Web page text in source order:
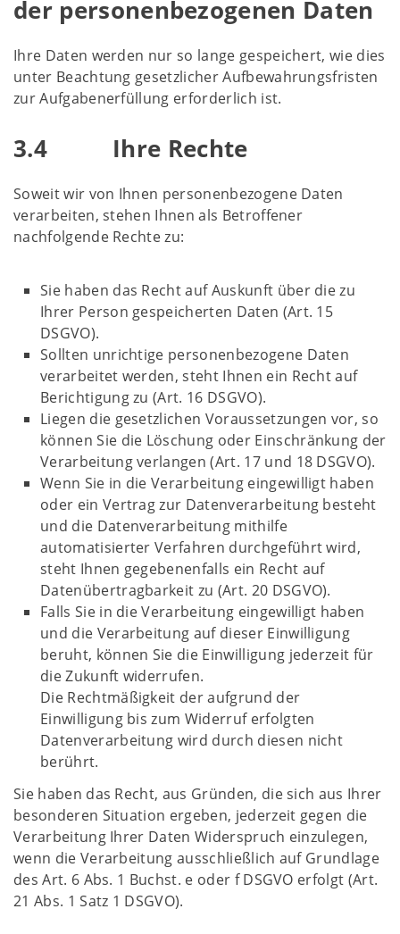
der personenbezogenen Daten
Ihre Daten werden nur so lange gespeichert, wie dies
unter Beachtung gesetzlicher Aufbewahrungsfristen
zur Aufgabenerfüllung erforderlich ist.
3.4 Ihre Rechte
Soweit wir von Ihnen personenbezogene Daten
verarbeiten, stehen Ihnen als Betroffener
nachfolgende Rechte zu:
Sie haben das Recht auf Auskunft über die zu
Ihrer Person gespeicherten Daten (Art. 15
DSGVO).
Sollten unrichtige personenbezogene Daten
verarbeitet werden, steht Ihnen ein Recht auf
Berichtigung zu (Art. 16 DSGVO).
Liegen die gesetzlichen Voraussetzungen vor, so
können Sie die Löschung oder Einschränkung der
Verarbeitung verlangen (Art. 17 und 18 DSGVO).
Wenn Sie in die Verarbeitung eingewilligt haben
oder ein Vertrag zur Datenverarbeitung besteht
und die Datenverarbeitung mithilfe
automatisierter Verfahren durchgeführt wird,
steht Ihnen gegebenenfalls ein Recht auf
Datenübertragbarkeit zu (Art. 20 DSGVO).
Falls Sie in die Verarbeitung eingewilligt haben
und die Verarbeitung auf dieser Einwilligung
beruht, können Sie die Einwilligung jederzeit für
die Zukunft widerrufen.
Die Rechtmäßigkeit der aufgrund der
Einwilligung bis zum Widerruf erfolgten
Datenverarbeitung wird durch diesen nicht
berührt.
Sie haben das Recht, aus Gründen, die sich aus Ihrer
besonderen Situation ergeben, jederzeit gegen die
Verarbeitung Ihrer Daten Widerspruch einzulegen,
wenn die Verarbeitung ausschließlich auf Grundlage
des Art. 6 Abs. 1 Buchst. e oder f DSGVO erfolgt (Art.
21 Abs. 1 Satz 1 DSGVO).